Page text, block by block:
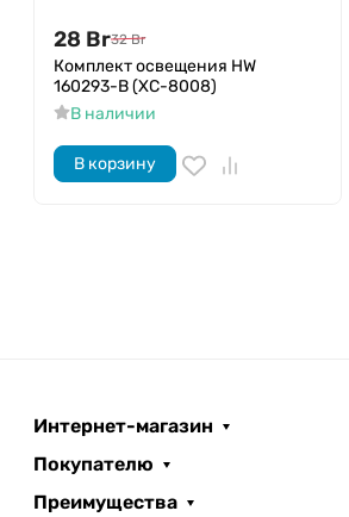
28 Br32 Br
Комплект освещения HW
160293-B (XC-8008)
В наличии
В корзину
Интернет-магазин
Покупателю
Преимущества